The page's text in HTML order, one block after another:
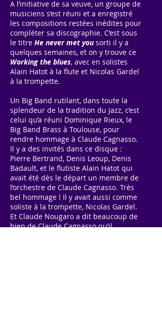
A l’initiative de sa veuve, un groupe de
musiciens s’est réuni et a enregistré
les compositions restées inédites pour
compléter sa discographie. C’est sous
le titre He never met yousorti il y a
quelques semaines, et on y trouve ce
Working the blues, avec en solistes
Alain Hatot à la flute et Nicolas Gardel
à la trompette.
Un Big Band rutilant, dans toute la
splendeur de la tradition du Jazz, c’est
celui qu’a réuni Dominique Rieux, le
Big Band Brass à Toulouse, pour
rendre hommage à Claude Cagnasso.
Il y a des invités dans ce disque :
Pierre Bertrand, Denis Leoup, Denis
Badault, et le flutiste Alain Hatot qui
avait été dès le départ un membre de
l’orchestre de Claude Cagnasso. Très
bel hommage ! Il y avait aussi comme
soliste à la trompette, Nicolas Gardel.
Et Claude Nougaro a dit beaucoup de
bien de Claude Cagnasso qu’il